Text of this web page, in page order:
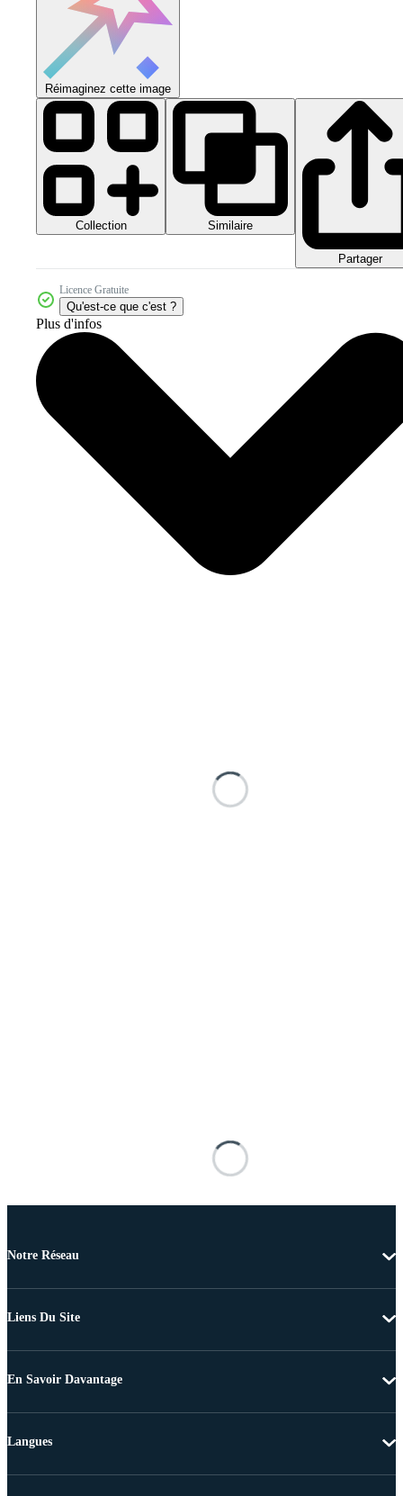
Réimaginez cette image
Collection Similaire
Partager
Licence Gratuite
Qu'est-ce que c'est ?
Plus d'infos
Notre Réseau
Liens Du Site
En Savoir Davantage
Langues